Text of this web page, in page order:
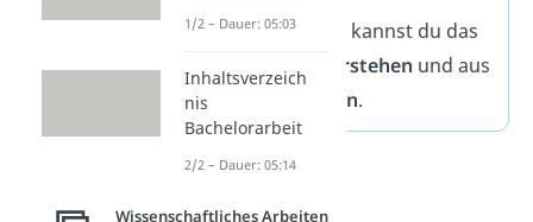
Mit einer Reflexion kannst du das
Erlebnis besser
verstehen und aus
der Situation
lernen.
1/2 – Dauer: 05:03
Inhaltsverzeich
nis
Bachelorarbeit
2/2 – Dauer: 05:14
Wissenschaftliches Arbeiten